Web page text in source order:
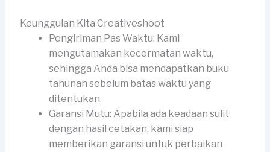
Keunggulan Kita Creativeshoot
Pengiriman Pas Waktu: Kami
mengutamakan kecermatan waktu,
sehingga Anda bisa mendapatkan buku
tahunan sebelum batas waktu yang
ditentukan.
Garansi Mutu: Apabila ada keadaan sulit
dengan hasil cetakan, kami siap
memberikan garansi untuk perbaikan